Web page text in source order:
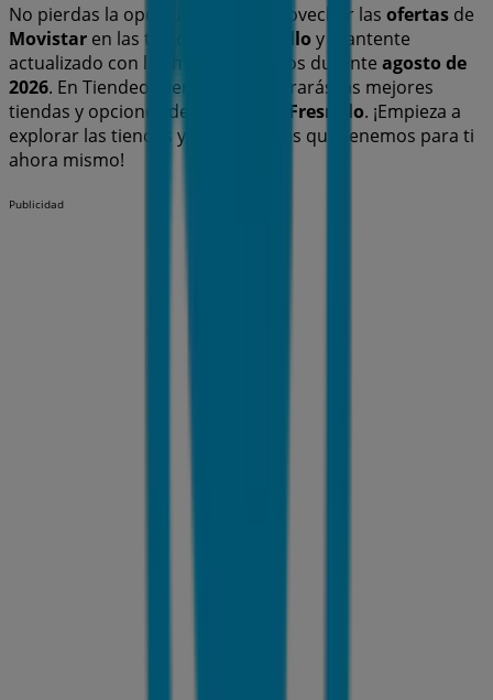
No pierdas la oportunidad de aprovechar las ofertas de
Movistar en las tiendas de Fresnillo y mantente
actualizado con los mejores precios durante agosto de
2026. En Tiendeo, siempre encontrarás las mejores
tiendas y opciones de compra en
Fresnillo. ¡Empieza a
explorar las tiendas y promociones que tenemos para ti
ahora mismo!
Publicidad